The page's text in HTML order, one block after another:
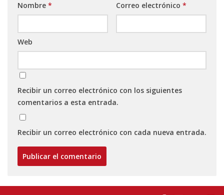
Nombre * Correo electrónico *
Web
Recibir un correo electrónico con los siguientes
comentarios a esta entrada.
Recibir un correo electrónico con cada nueva entrada.